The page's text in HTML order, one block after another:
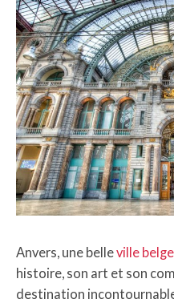
Anvers, une belleville belge
histoire, son art et son
destination